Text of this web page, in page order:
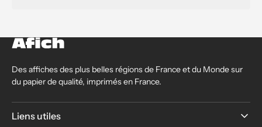
Des affiches des plus belles régions de France et du Monde sur
du papier de qualité, imprimés en France.
Liens utiles